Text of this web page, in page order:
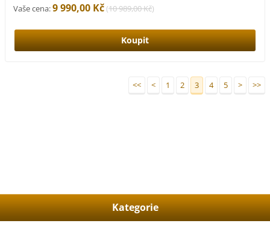
Vaše cena:9 990,00 Kč(10 989,00 Kč)
<< < 1 2 3 4 5 > >>
Kategorie